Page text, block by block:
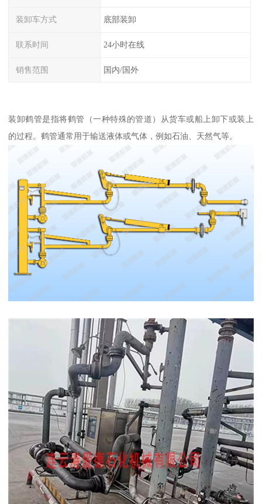
装卸车方式 底部装卸
联系时间 24小时在线
销售范围 国内/国外
装卸鹤管是指将鹤管（一种特殊的管道）从货车或船上卸下或装上
的过程。鹤管通常用于输送液体或气体，例如石油、天然气等。